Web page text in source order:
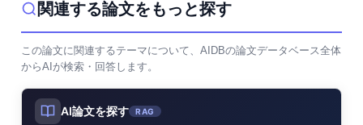
関連する論文をもっと探す
この論文に関連するテーマについて、AIDBの論文データベース全体
からAIが検索・回答します。
AI論文を探す RAG